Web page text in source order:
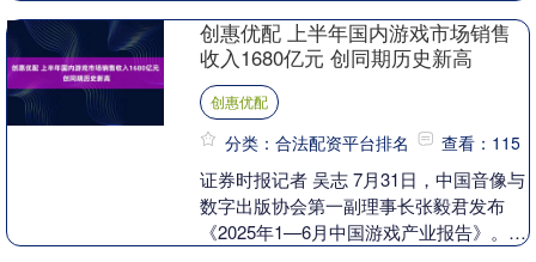
司(....
创惠优配 上半年国内游戏市场销售
收入1680亿元 创同期历史新高
创惠优配
分类：合法配资平台排名 查看：115
证券时报记者 吴志 7月31日，中国音像与
数字出版协会第一副理事长张毅君发布
《2025年1—6月中国游戏产业报告》。报